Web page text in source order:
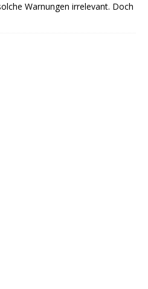
Warnungen irrelevant. Doch